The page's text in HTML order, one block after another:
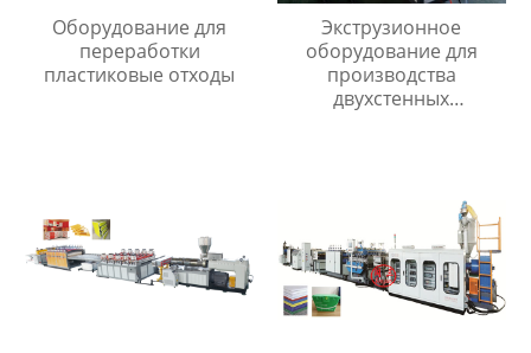
Оборудование для
переработки
пластиковые отходы
Экструзионное
оборудование для
производства
двухстенных